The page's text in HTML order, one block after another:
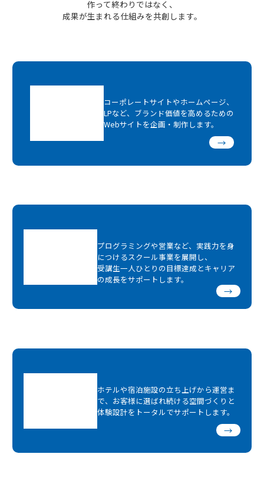
作って終わりではなく、
成果が生まれる仕組みを共創します。
コーポレートサイトやホームページ、
LPなど、ブランド価値を高めるための
Webサイトを企画・制作します。
→
プログラミングや営業など、実践力を身
につけるスクール事業を展開し、
受講生一人ひとりの目標達成とキャリア
の成長をサポートします。
→
ホテルや宿泊施設の立ち上げから運営ま
で、お客様に選ばれ続ける空間づくりと
体験設計をトータルでサポートします。
→